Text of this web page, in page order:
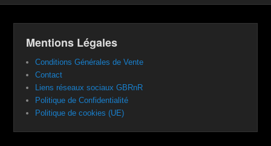
Mentions Légales
Conditions Générales de Vente
Contact
Liens réseaux sociaux GBRnR
Politique de Confidentialité
Politique de cookies (UE)